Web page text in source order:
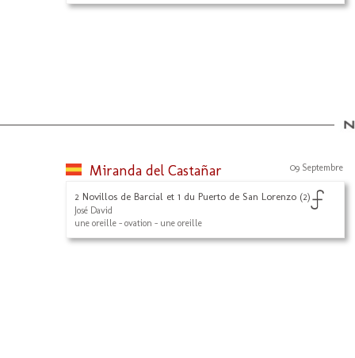
Miranda del Castañar 09 Septembre
2 Novillos de Barcial et 1 du Puerto de San Lorenzo (2)
José David
une oreille - ovation - une oreille